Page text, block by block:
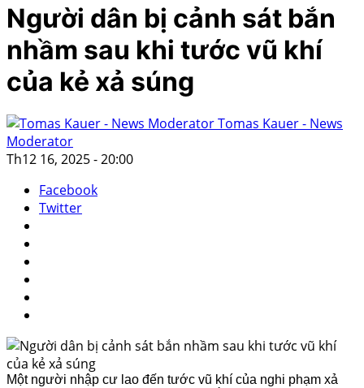
Người dân bị cảnh sát bắn
nhầm sau khi tước vũ khí
của kẻ xả súng
Tomas Kauer - News
Moderator
Th12 16, 2025 - 20:00
Facebook
Twitter
Một người nhập cư lao đến tước vũ khí của nghi phạm xả